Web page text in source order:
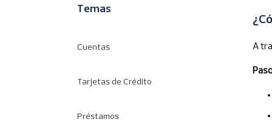
Temas
Cuentas
Tarjetas de Crédito
Préstamos
A